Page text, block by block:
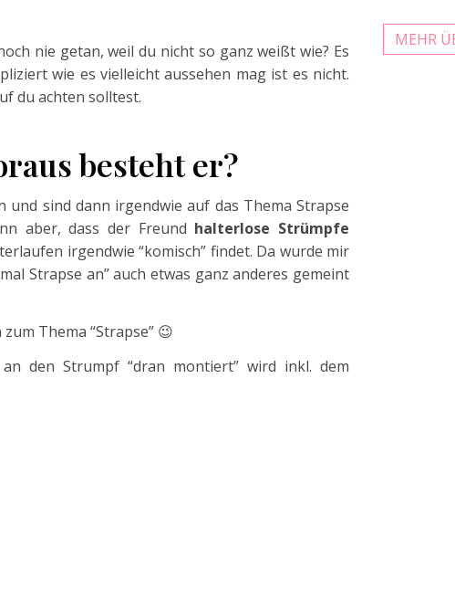
nie getan, weil du nicht so ganz weißt wie? Es
wie es vielleicht aussehen mag ist es nicht.
du achten solltest.
besteht er?
sind dann irgendwie auf das Thema Strapse
aber, dass der Freund halterlose Strümpfe
irgendwie “komisch” findet. Da wurde mir
Strapse an” auch etwas ganz anderes gemeint
Thema “Strapse” 😉
den Strumpf “dran montiert” wird inkl. dem
MEHR